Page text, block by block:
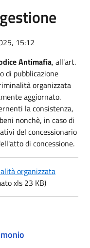
15:12
Antimafia, all'art.
di pubblicazione
organizzata
aggiornato.
la consistenza,
nonchè, in caso di
del concessionario
di concessione.
organizzata
xls 23 KB)